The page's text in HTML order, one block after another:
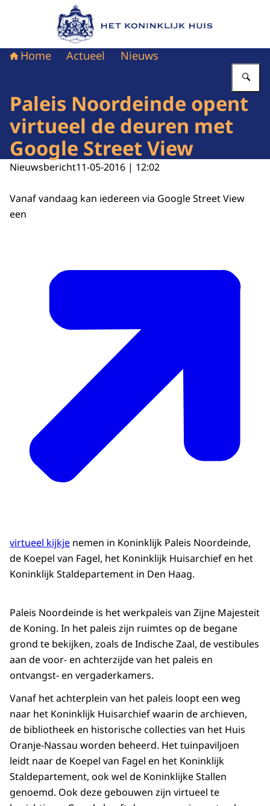
Naar de homepage van Het Koninklijk Huis
Home Actueel Nieuws
Paleis Noordeinde opent
virtueel de deuren met
Google Street View
Nieuwsbericht11-05-2016 | 12:02
Vanaf vandaag kan iedereen via Google Street View
een
virtueel kijkje nemen in Koninklijk Paleis Noordeinde,
de Koepel van Fagel, het Koninklijk Huisarchief en het
Koninklijk Staldepartement in Den Haag.
Paleis Noordeinde is het werkpaleis van Zijne Majesteit
de Koning. In het paleis zijn ruimtes op de begane
grond te bekijken, zoals de Indische Zaal, de vestibules
aan de voor- en achterzijde van het paleis en
ontvangst- en vergaderkamers.
Vanaf het achterplein van het paleis loopt een weg
naar het Koninklijk Huisarchief waarin de archieven,
de bibliotheek en historische collecties van het Huis
Oranje-Nassau worden beheerd. Het tuinpaviljoen
leidt naar de Koepel van Fagel en het Koninklijk
Staldepartement, ook wel de Koninklijke Stallen
genoemd. Ook deze gebouwen zijn virtueel te